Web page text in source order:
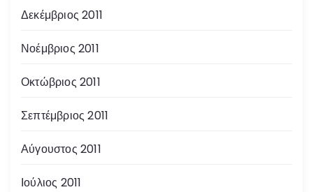
Δεκέμβριος 2011
Νοέμβριος 2011
Οκτώβριος 2011
Σεπτέμβριος 2011
Αύγουστος 2011
Ιούλιος 2011